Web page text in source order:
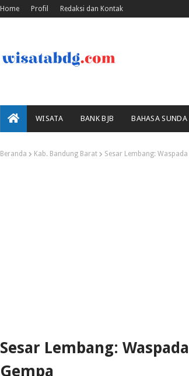
Home Profil Redaksi dan Kontak
WISATA BANK BJB BAHASA SUNDA
Beranda Kab. Bandung Barat Sesar Lembang:
Sesar Lembang:
Gempa